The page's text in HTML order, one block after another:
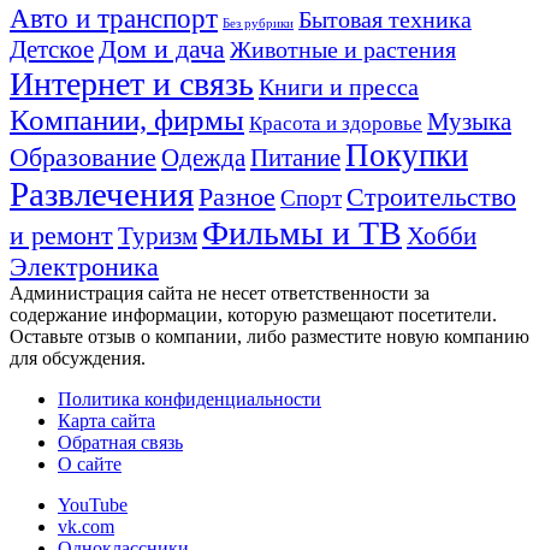
Авто и транспорт Без рубрики Бытовая техника
Детское Дом и дача Животные и растения
Интернет и связь Книги и пресса
Компании, фирмы Красота и здоровье Музыка
Образование Одежда ПитаниеПокупки
РазвлеченияРазное Спорт Строительство
и ремонтТуризм Фильмы и ТВ Хобби
Электроника
Администрация сайта не несет ответственности за
содержание информации, которую размещают посетители.
Оставьте отзыв о компании, либо разместите новую компанию
для обсуждения.
Политика конфиденциальности
Карта сайта
Обратная связь
О сайте
YouTube
vk.com